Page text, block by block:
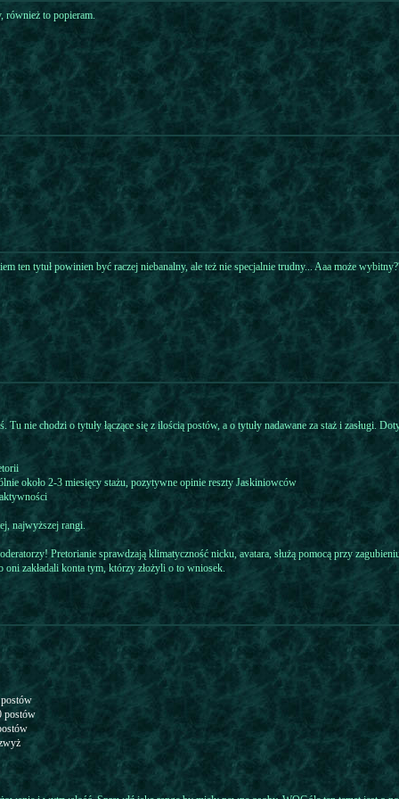
również to popieram.
ten tytuł powinien być raczej niebanalny, ale też nie specjalnie trudny... Aaa może
Tu nie chodzi o tytuły łączące się z ilością postów, a o tytuły nadawane za staż i zasługi.
około 2-3 miesięcy stażu, pozytywne opinie reszty Jaskiniowców
najwyższej rangi.
Pretorianie sprawdzają klimatyczność nicku, avatara, służą pomocą przy
zakładali konta tym, którzy złożyli o to wniosek.
postów